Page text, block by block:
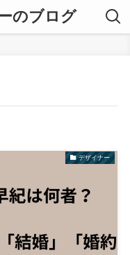
のブログ
デザイナー